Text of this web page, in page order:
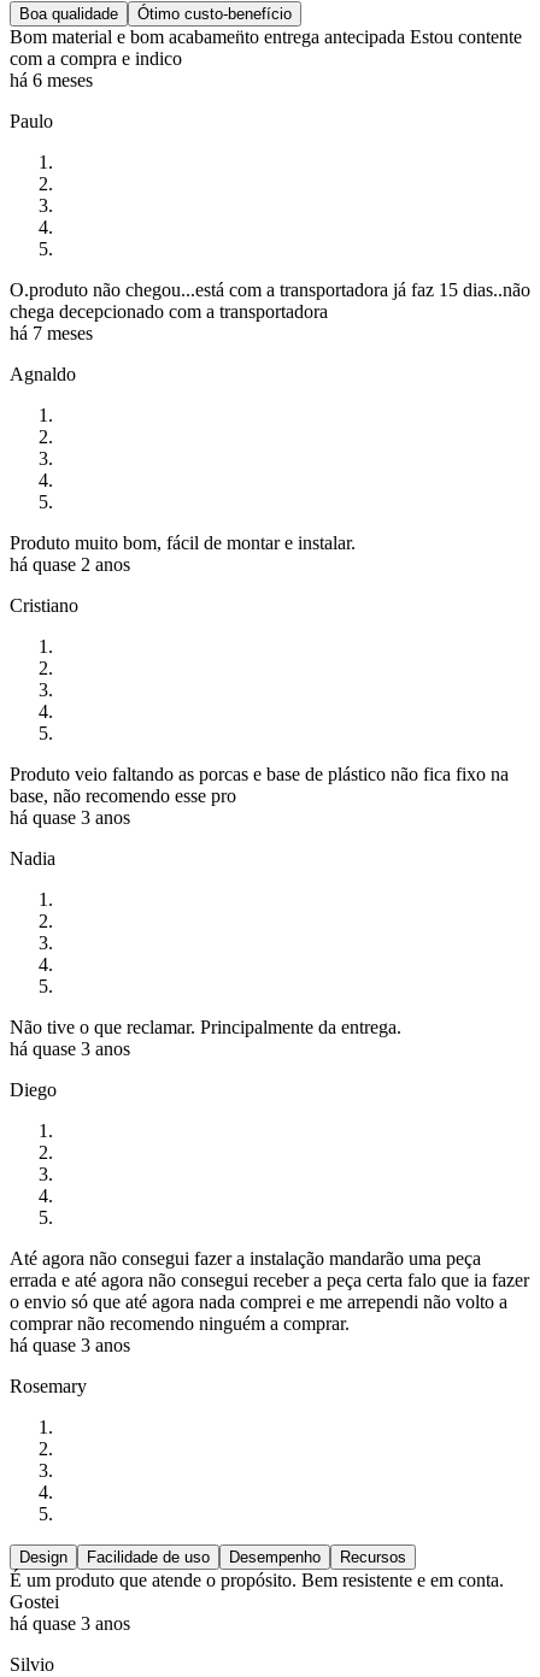
Boa qualidade Ótimo custo-benefício
Bom material e bom acabamen̈to entrega antecipada Estou contente
com a compra e indico
há 6 meses
Paulo
O.produto não chegou...está com a transportadora já faz 15 dias..não
chega decepcionado com a transportadora
há 7 meses
Agnaldo
Produto muito bom, fácil de montar e instalar.
há quase 2 anos
Cristiano
Produto veio faltando as porcas e base de plástico não fica fixo na
base, não recomendo esse pro
há quase 3 anos
Nadia
Não tive o que reclamar. Principalmente da entrega.
há quase 3 anos
Diego
Até agora não consegui fazer a instalação mandarão uma peça
errada e até agora não consegui receber a peça certa falo que ia fazer
o envio só que até agora nada comprei e me arrependi não volto a
comprar não recomendo ninguém a comprar.
há quase 3 anos
Rosemary
Design Facilidade de uso Desempenho Recursos
É um produto que atende o propósito. Bem resistente e em conta.
Gostei
há quase 3 anos
Silvio